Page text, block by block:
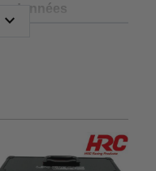
données
que :
total de
telles que la
expand_more